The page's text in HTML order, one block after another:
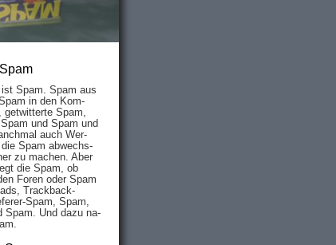
Spam. Spam aus
in den Kom­
ge­twit­ter­te Spam,
und Spam und
auch Wer­
die Spam ab­wechs­
zu mach­en. Aber
die Spam, ob
Fo­ren oder Spam
Track­back-
Spam, Spam,
Spam. Und da­zu na­